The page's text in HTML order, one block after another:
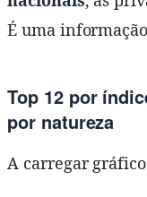
É uma
Top 12 por
por natureza
A carregar